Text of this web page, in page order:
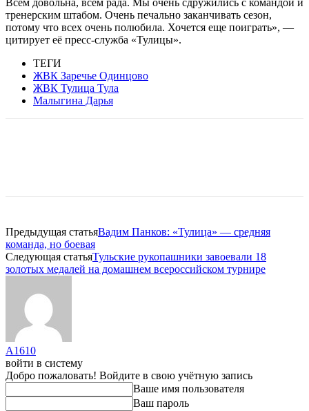
тренерским штабом. Очень печально заканчивать сезон,
потому что всех очень полюбила. Хочется еще поиграть», —
цитирует её пресс-служба «Тулицы».
ТЕГИ
ЖВК Заречье Одинцово
ЖВК Тулица Тула
Малыгина Дарья
Предыдущая статьяВадим Панков: «Тулица» — средняя
команда, но боевая
Следующая статьяТульские рукопашники завоевали 18
золотых медалей на домашнем всероссийском турнире
A1610
войти в систему
Добро пожаловать! Войдите в свою учётную запись
Ваше имя пользователя
Ваш пароль